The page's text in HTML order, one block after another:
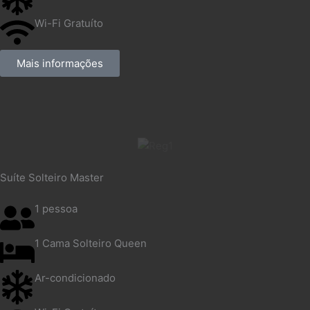
Wi-Fi Gratuíto
Mais informações
Suíte Solteiro Master
1 pessoa
1 Cama Solteiro Queen
Ar-condicionado